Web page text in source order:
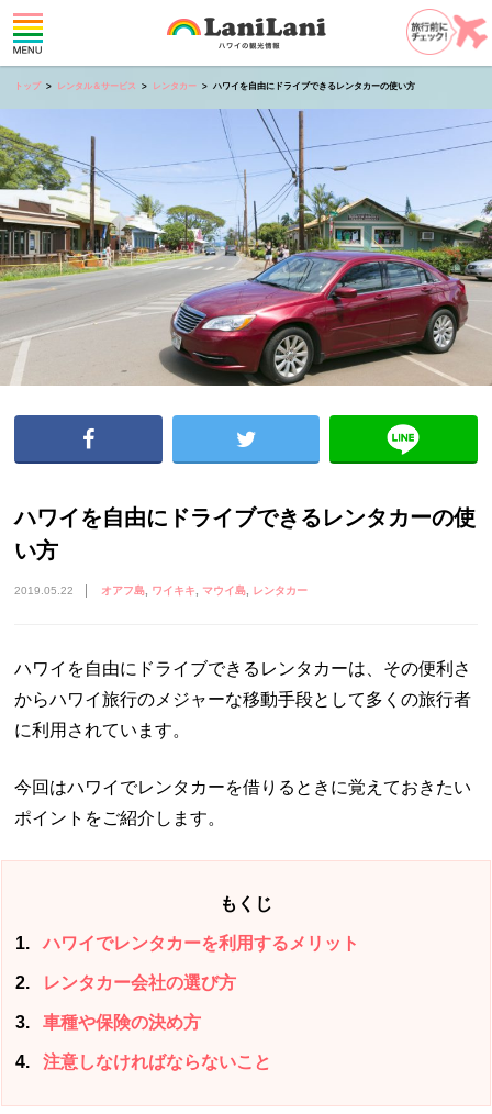
トップ レンタル＆サービス レンタカー ハワイを自由にドライブできるレンタカーの使い方
ハワイを自由にドライブできるレンタカーの使
い方
2019.05.22 オアフ島 ワイキキ マウイ島 レンタカー
ハワイを自由にドライブできるレンタカーは、その便利さ
からハワイ旅行のメジャーな移動手段として多くの旅行者
に利用されています。
今回はハワイでレンタカーを借りるときに覚えておきたい
ポイントをご紹介します。
もくじ
1 ハワイでレンタカーを利用するメリット
2 レンタカー会社の選び方
3 車種や保険の決め方
4 注意しなければならないこと